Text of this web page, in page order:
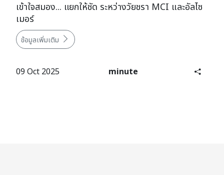
เข้าใจสมอง... แยกให้ชัด ระหว่างวัยชรา MCI และอัลไซ
เมอร์
ข้อมูลเพิ่มเติม
09 Oct 2025 minute